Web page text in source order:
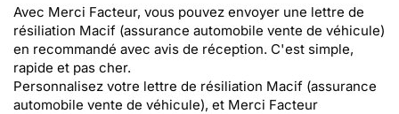
Avec Merci Facteur, vous pouvez envoyer une lettre de
résiliation Macif (assurance automobile vente de véhicule)
en recommandé avec avis de réception. C'est simple,
rapide et pas cher.
Personnalisez votre lettre de résiliation Macif (assurance
automobile vente de véhicule), et Merci Facteur